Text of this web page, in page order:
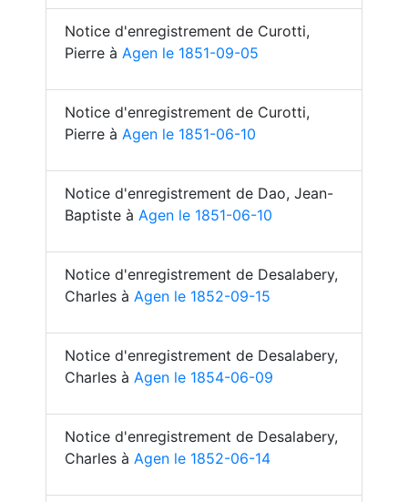
Notice d'enregistrement de Curotti,
Pierre à Agen le 1851-09-05
Notice d'enregistrement de Curotti,
Pierre à Agen le 1851-06-10
Notice d'enregistrement de Dao, Jean-
Baptiste à Agen le 1851-06-10
Notice d'enregistrement de Desalabery,
Charles à Agen le 1852-09-15
Notice d'enregistrement de Desalabery,
Charles à Agen le 1854-06-09
Notice d'enregistrement de Desalabery,
Charles à Agen le 1852-06-14